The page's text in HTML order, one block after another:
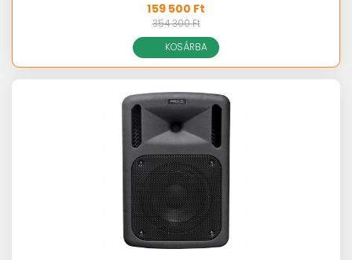
159 500 Ft
354 300 Ft
KOSÁRBA